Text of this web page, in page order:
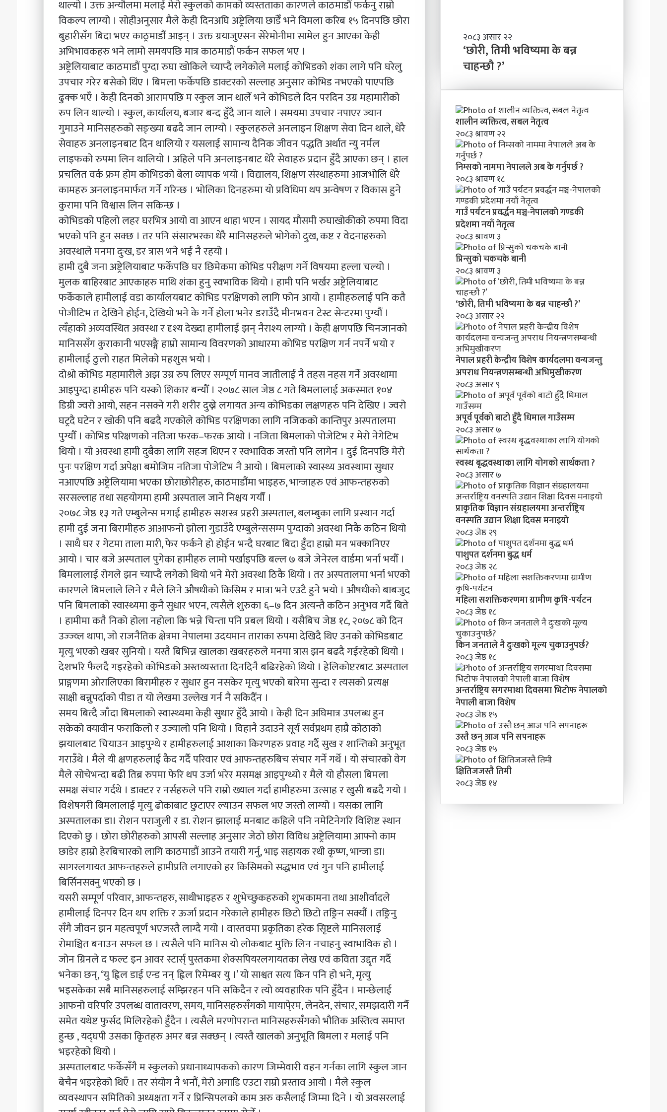
थाल्यो । उक्त अन्यौलमा मलाई मेरो स्कुलको कामको व्यस्तताका कारणले काठमाडौं फर्कनु राम्रो
विकल्प लाग्यो । सोहीअनुसार मैले केही दिनअघि अष्ट्रेलिया छाडेंँ भने विमला करिब १५ दिनपछि छोरा
बुहारीसँग बिदा भएर काठ्रमाडौं आइन् । उक्त ग्रयाजुएसन सेरेमोनीमा सामेल हुन आएका केही
अभिभावकहरु भने लामो समयपछि मात्र काठमाडौं फर्कन सफल भए ।
अष्ट्रेलियाबाट काठमाडौं पुग्दा रुघा खोकिले च्याप्दै लगेकोले मलाई कोभिडको शंका लागे पनि घरेलु
उपचार गरेर बसेको थिंए । बिमला फर्केपछि डाक्टरको सल्लाह अनुसार कोभिड नभएको पाएपछि
ढुक्क भएँं । केही दिनको आरामपछि म स्कुल जान थालेँ भने कोभिडले दिन परदिन उग्र महामारीको
रुप लिन थाल्यो । स्कुल, कार्यालय, बजार बन्द हुँदै जान थाले । समयमा उपचार नपाएर ज्यान
गुमाउने मानिसहरुको सङ्ख्या बढदै जान लाग्यो । स्कुलहरुले अनलाइन शिक्षण सेवा दिन थाले, धेरै
सेवाहरु अनलाइनबाट दिन थालियो र यसलाई सामान्य दैनिक जीवन पद्धति अर्थात न्यु नर्मल
लाइफको रुपमा लिन थालियो । अहिले पनि अनलाइनबाट धेरै सेवाहरु प्रदान हुँदै आएका छन् । हाल
प्रचलित वर्क फ्रम होम कोभिडको बेला व्यापक भयो । विद्यालय, शिक्षण संस्थाहरुमा आजभोलि धेरै
कामहरु अनलाइनमार्फत गर्ने गरिन्छ । भोलिका दिनहरुमा यो प्रविधिमा थप अन्वेषण र विकास हुने
कुरामा पनि विश्वास लिन सकिन्छ ।
कोभिडको पहिलो लहर घरभित्र आयो वा आएन थाहा भएन । सायद मौसमी रुघाखोकीको रुपमा विदा
भएको पनि हुन सक्छ । तर पनि संसारभरका धेरै मानिसहरुले भोगेको दुख, कष्ट र वेदनाहरुको
अवस्थाले मनमा दुःख, डर त्रास भने भई नै रहयो ।
हामी दुबै जना अष्ट्रेलियाबाट फर्केपछि घर छिमेकमा कोभिड परीक्षण गर्ने विषयमा हल्ला चल्यो ।
मुलक बाहिरबाट आएकाहरु माथि शंका हुनु स्वभाविक थियो । हामी पनि भर्खर अष्ट्रेलियाबाट
फर्केकाले हामीलाई वडा कार्यालयबाट कोभिड परक्षिणको लागि फोन आयो । हामीहरुलाई पनि कतै
पोजीटिभ त देखिने होईन, देखियो भने के गर्ने होला भनेर डराउँदै मीनभवन टेस्ट सेन्टरमा पुग्यौं ।
त्यँहाको अव्यवस्थित अवस्था र दृश्य देख्दा हामीलाई झन् नैराश्य लाग्यो । केही क्षणपछि चिनजानको
मानिससँग कुराकानी भएसङ्गै हाम्रो सामान्य विवरणको आधारमा कोभिड परक्षिण गर्न नपर्ने भयो र
हामीलाई ठुलो राहत मिलेको महशुस भयो ।
दोश्रो कोभिड महामारीले अझ उग्र रुप लिएर सम्पूर्ण मानव जातीलाई नै तहस नहस गर्ने अवस्थामा
आइपुग्दा हामीहरु पनि यस्को शिकार बन्यौँ । २०७८ साल जेष्ठ ८ गते बिमलालाई अकस्मात १०४
डिग्री ज्वरो आयो, सहन नसक्ने गरी शरीर दुख्ने लगायत अन्य कोभिडका लक्षणहरु पनि देखिए । ज्वरो
घट्रदै घटेन र खोकी पनि बढदै गएकोले कोभिड परक्षिणका लागि नजिकको कान्तिपुर अस्पतालमा
पुग्यौँ । कोभिड परिक्षणको नतिजा फरक–फरक आयो । नजिता बिमलाको पोजेटिभ र मेरो नेगेटिभ
थियो । यो अवस्था हामी दुबैका लागि सहज थिएन र स्वभाविक जस्तो पनि लागेन । दुई दिनपछि मेरो
पुनः परक्षिण गर्दा अपेक्षा बमोजिम नतिजा पोजेटिभ नै आयो । बिमलाको स्वास्थ्य अवस्थामा सुधार
नआएपछि अष्ट्रेलियामा भएका छोराछोरीहरु, काठमाडौंमा भाइहरु, भान्जाहरु एवं आफन्तहरुको
सरसल्लाह तथा सहयोगमा हामी अस्पताल जाने निश्चय गर्यौं ।
२०७८ जेष्ठ १३ गते एम्बुलेन्स मगाई हामीहरु सशस्त्र प्रहरी अस्पताल, बलम्बुका लागि प्रस्थान गर्दा
हामी दुई जना बिरामीहरु आआफनो झोला गुडाउँदै एम्बुलेन्ससम्म पुग्दाको अवस्था निकै कठिन थियो
। साथै घर र गेटमा ताला मारी, फेर फर्कने हो होईन भन्दै घरबाट बिदा हुँदा हाम्रो मन भक्कानिएर
आयो । चार बजे अस्पताल पुगेका हामीहरु लामो पर्खाइपछि बल्ल ७ बजे जेनेरल वार्डमा भर्ना भयौँ ।
बिमलालाई रोगले झन च्याप्दै लगेको थियो भने मेरो अवस्था ठिकै थियो । तर अस्पतालमा भर्ना भएको
कारणले बिमलाले लिने र मैले लिने औषधीको किसिम र मात्रा भने एउटै हुने भयो । औषधीको बाबजुद
पनि बिमलाको स्वास्थ्यमा कुनै सुधार भएन, त्यसैले शुरुका ६–७ दिन अत्यन्तै कठिन अनुभव गर्दै बिते
। हामीमा कतै निको होला नहोला कि भन्ने चिन्ता पनि प्रबल थियो । यसैबिच जेष्ठ १८, २०७८ को दिन
उज्ज्व्ल थापा, जो राजनैतिक क्षेत्रमा नेपालमा उदयमान ताराका रुपमा देखिदै थिए उनको कोभिडबाट
मृत्यु भएको खबर सुनियो । यस्तै बिभिन्न खालका खबरहरुले मनमा त्रास झन बढदै गईरहेको थियो ।
देशभरि फैलदै गइरहेको कोभिडको अस्तव्यस्तता दिनदिनै बढिरहेको थियो । हेलिकोप्टरबाट अस्पताल
प्राङ्गणमा ओरालिएका बिरामीहरु र सुधार हुन नसकेर मृत्यु भएको बारेमा सुन्दा र त्यसको प्रत्यक्ष
साक्षी बन्नुपर्दाको पीडा त यो लेखमा उल्लेख गर्न नै सकिदैँन ।
समय बित्दै जाँदा बिमलाको स्वास्थ्यमा केही सुधार हुँदै आयो । केही दिन अघिमात्र उपलब्ध हुन
सकेको क्यावीन फराकिलो र उज्यालो पनि थियो । विहानै उदाउने सूर्य सर्वप्रथम हाम्रै कोठाको
झयालबाट चियाउन आइपुग्थे र हामीहरुलाई आशाका किरणहरु प्रवाह गर्दै सुख र शान्तिको अनुभूत
गराउँथे । मैले यी क्षणहरुलाई कैद गर्दै परिवार एवं आफन्तहरुबिच संचार गर्ने गर्थे । यो संचारको वेग
मैले सोचेभन्दा बढी तिब्र रुपमा फेरि थप उर्जा भरेर मसमक्ष आइपुग्थ्यो र मैले यो हौसला बिमला
समक्ष संचार गर्दथे । डाक्टर र नर्सहरुले पनि राम्रो ख्याल गर्दा हामीहरुमा उत्साह र खुसी बढदै गयो ।
विशेषगरी बिमलालाई मृत्यु ढोकाबाट छुटाएर ल्याउन सफल भए जस्तो लाग्यो । यसका लागि
अस्पतालका डा। रोशन पराजुली र डा. रोशन झालाई मनबाट कहिले पनि नमेटिनेगरि विशिष्ट स्थान
दिएको छु । छोरा छोरीहरुको आपसी सल्लाह अनुसार जेठो छोरा विविध अष्ट्रेलियामा आफ्नो काम
छाडेर हाम्रो हेरबिचारको लागि काठमाडौं आउने तयारी गर्नु, भाइ सहायक रथी कृष्ण, भान्जा डा।
सागरलगायत आफन्तहरुले हामीप्रति लगाएको हर किसिमको सद्धभाव एवं गुन पनि हामीलाई
बिर्सिनसक्नु भएको छ ।
यसरी सम्पूर्ण परिवार, आफन्तहरु, साथीभाइहरु र शुभेच्छुकहरुको शुभकामना तथा आशीर्वादले
हामीलाई दिनपर दिन थप शक्ति र ऊर्जा प्रदान गरेकाले हामीहरु छिटो छिटो तङ्रिन सक्यौं । तङ्रिनु
सँगै जीवन झन महत्वपूर्ण भएजस्तै लाग्दै गयो । वास्तवमा प्रकृतिका हरेक सृिष्टले मानिसलाई
रोमाञ्चित बनाउन सफल छ । त्यसैले पनि मानिस यो लोकबाट मुक्ति लिन नचाहनु स्वाभाविक हो ।
जोन ग्रिनले द फल्ट इन आवर स्टार्स् पुस्तकमा शेक्सपियरलगायतका लेख एवं कविता उद्दृत गर्दै
भनेका छन्, ‘यु ह्विल डाई एन्ड नन् ह्विल रिमेम्बर यु ।’ यो साश्वत सत्य किन पनि हो भने, मृत्यु
भइसकेका सबै मानिसहरुलाई सम्झिरहन पनि सकिदैन र त्यो व्यवहारिक पनि हुँदैन । मान्छेलाई
आफनो वरिपरि उपलब्ध वातावरण, समय, मानिसहरुसँगको मायापे्रम, लेनदेन, संचार, समझदारी गर्नै
समेत यथेष्ट फुर्सद मिलिरहेको हुँदैन । त्यसैले मरणोपरान्त मानिसहरुसँगको भौतिक अस्तित्व समाप्त
हुन्छ , यद्घपी उसका कृितहरु अमर बन्न सक्छन् । त्यस्तै खालको अनुभूति बिमला र मलाई पनि
भइरहेको थियो ।
अस्पतालबाट फर्केसँगै म स्कुलको प्रधानाध्यापकको कारण जिम्मेवारी वहन गर्नका लागि स्कुल जान
बेचैन भइरहेको थिएँ । तर संयोग नै भनौं, मेरो अगाडि एउटा राम्रो प्रस्ताव आयो । मैले स्कुल
व्यवस्थापन समितिको अध्यक्षता गर्ने र प्रिन्सिपलको काम अरु कसैलाई जिम्मा दिने । यो अवसरलाई
दे
श
मा
न
ने
त्व
‘
छो
री
,
मी
वि
ष्य
मा
के
ब
न्न
चा
ह
न्छौ
?
’
२०८३ असार २२
‘छोरी, तिमी भविष्यमा के बन्न
चाहन्छौ ?’
शालीन व्यक्तित्व, सबल नेतृत्व
२०८३ श्रावण २२
निम्सकाे नाममा नेपालले अब के गर्नुपर्छ ?
२०८३ श्रावण १८
गाउँ पर्यटन प्रवर्द्धन मञ्च-नेपालकाे गण्डकी
प्रदेशमा नयाँ नेतृत्व
२०८३ श्रावण ३
प्रिन्सुको चकचके बानी
२०८३ श्रावण ३
‘छोरी, तिमी भविष्यमा के बन्न चाहन्छौ ?’
२०८३ असार २२
नेपाल प्रहरी केन्द्रीय विशेष कार्यदलमा वन्यजन्तु
अपराध नियन्त्रणसम्बन्धी अभिमुखीकरण
२०८३ असार ९
अपूर्व पूर्वको बाटो हुँदै धिमाल गाउँसम्म
२०८३ असार ७
स्वस्थ बृद्धवस्थाका लागि योगको सार्थकता ?
२०८३ असार ७
प्राकृतिक विज्ञान संग्रहालयमा अन्तर्राष्ट्रिय
वनस्पति उद्यान शिक्षा दिवस मनाइयाे
२०८३ जेष्ठ २९
पाशुपत दर्शनमा बुद्ध धर्म​
२०८३ जेष्ठ २८
महिला सशक्तिकरणमा ग्रामीण कृषि-पर्यटन
२०८३ जेष्ठ १८
किन जनताले नै दुःखको मूल्य चुकाउनुपर्छ?
२०८३ जेष्ठ १८
अन्तर्राष्ट्रिय सगरमाथा दिवसमा भिटाेफ नेपालकाे
नेपाली बाजा विशेष
२०८३ जेष्ठ १५
उस्तै छन् आज पनि सपनाहरू
२०८३ जेष्ठ १५
क्षितिजजस्तै तिमी
२०८३ जेष्ठ १४